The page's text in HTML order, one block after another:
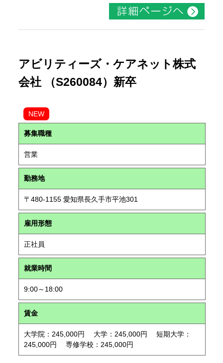
アビリティーズ・ケアネット株式
会社 （S260084）新卒
NEW
募集職種
営業
勤務地
〒480-1155 愛知県長久手市平池301
雇用形態
正社員
就業時間
9:00～18:00
賃金
大学院：245,000円 大学：245,000円 短期大学：
245,000円 専修学校：245,000円